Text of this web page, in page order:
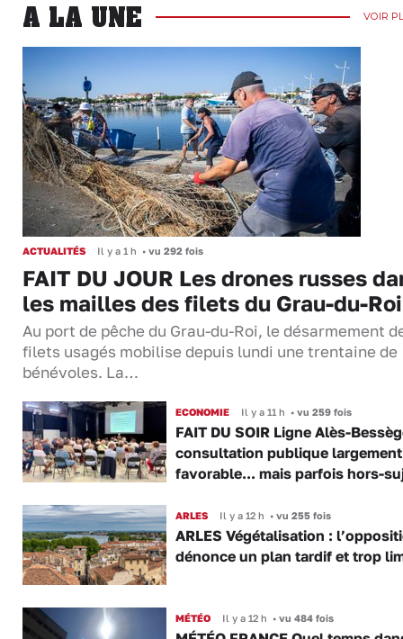
A LA UNE VOIR
ACTUALITÉS Il y a 1 h • vu 292 fois
FAIT DU JOUR Les drones russes
les mailles des filets du Grau-du-Roi
Au port de pêche du Grau-du-Roi, le désarmement
filets usagés mobilise depuis lundi une trentaine de
bénévoles. La…
ECONOMIE Il y a 11 h •vu 259 fois
FAIT DU SOIR Ligne Alès-
consultation publique largement
favorable... mais parfois hors-
ARLES Il y a 12 h •vu 255 fois
ARLES Végétalisation :
dénonce un plan tardif et trop
MÉTÉO Il y a 12 h •vu 484 fois